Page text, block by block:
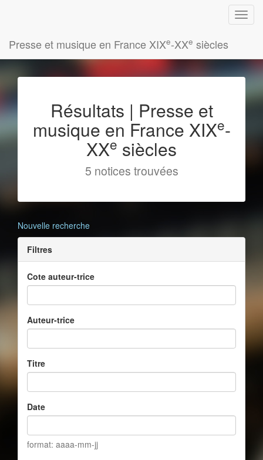
Presse et musique en France XIXe-XXe siècles
Résultats | Presse et
musique en France XIXe-
XXe siècles
5 notices trouvées
Nouvelle recherche
Filtres
Cote auteur-trice
Auteur-trice
Titre
Date
format: aaaa-mm-jj